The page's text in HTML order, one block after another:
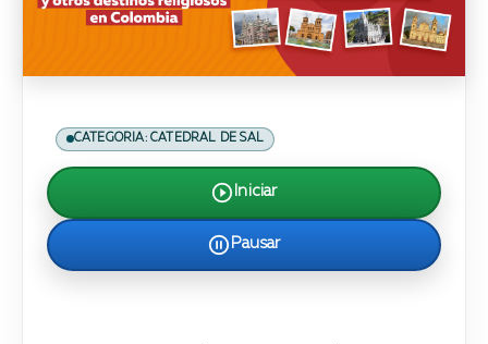
CATEGORIA: CATEDRAL DE SAL
Iniciar
Pausar